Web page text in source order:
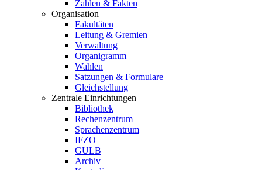
Zahlen & Fakten
Organisation
Fakultäten
Leitung & Gremien
Verwaltung
Organigramm
Wahlen
Satzungen & Formulare
Gleichstellung
Zentrale Einrichtungen
Bibliothek
Rechenzentrum
Sprachenzentrum
IFZO
GULB
Archiv